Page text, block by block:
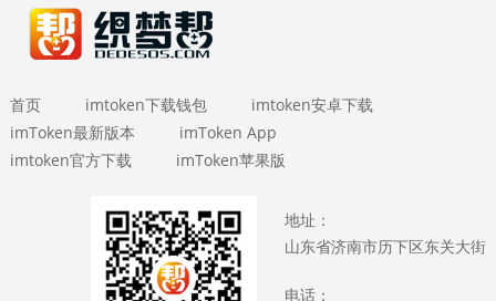
首页 imtoken下载钱包
imtoken安卓下载
imToken最新版本
imToken App
imtoken官方下载
imToken苹果版
地址：
山东省济南市历下区东关大街
电话：